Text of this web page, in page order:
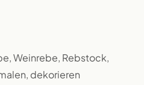
Weinrebe, Rebstock,
dekorieren